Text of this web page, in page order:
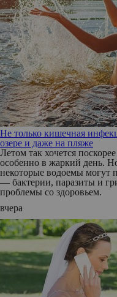
Не только кишечная
озере и даже на пляже
Летом так хочется
особенно в жаркий день.
некоторые водоемы могут
— бактерии, паразиты и
проблемы со здоровьем.
вчера